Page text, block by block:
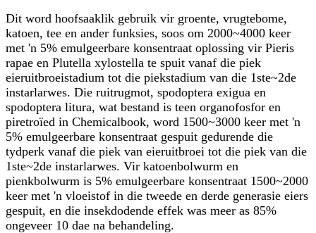
Dit word hoofsaaklik gebruik vir groente, vrugtebome,
katoen, tee en ander funksies, soos om 2000~4000 keer
met 'n 5% emulgeerbare konsentraat oplossing vir Pieris
rapae en Plutella xylostella te spuit vanaf die piek
eieruitbroeistadium tot die piekstadium van die 1ste~2de
instarlarwes. Die ruitrugmot, spodoptera exigua en
spodoptera litura, wat bestand is teen organofosfor en
piretroïed in Chemicalbook, word 1500~3000 keer met 'n
5% emulgeerbare konsentraat gespuit gedurende die
tydperk vanaf die piek van eieruitbroei tot die piek van die
1ste~2de instarlarwes. Vir katoenbolwurm en
pienkbolwurm is 5% emulgeerbare konsentraat 1500~2000
keer met 'n vloeistof in die tweede en derde generasie eiers
gespuit, en die insekdodende effek was meer as 85%
ongeveer 10 dae na behandeling.